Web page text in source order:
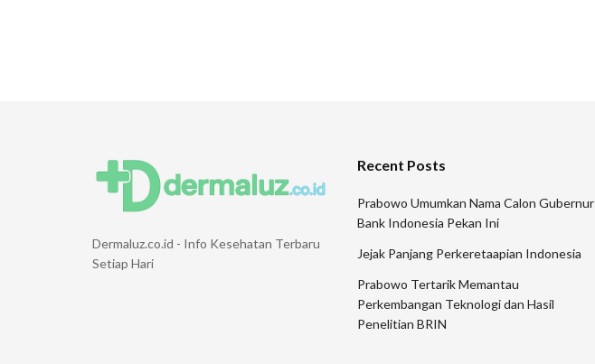
Dermaluz.co.id - Info Kesehatan Terbaru
Setiap Hari
Recent Posts
Prabowo Umumkan Nama Calon Gubernur
Bank Indonesia Pekan Ini
Jejak Panjang Perkeretaapian Indonesia
Prabowo Tertarik Memantau
Perkembangan Teknologi dan Hasil
Penelitian BRIN